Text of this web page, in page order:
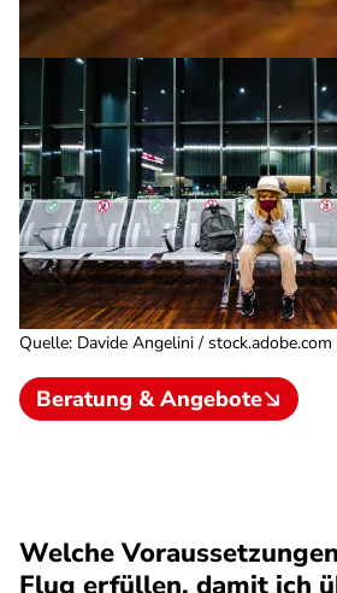
Quelle: Davide Angelini / stock.adobe.com
Beratung & Angebote
Welche
Flug erfüllen, damit ich